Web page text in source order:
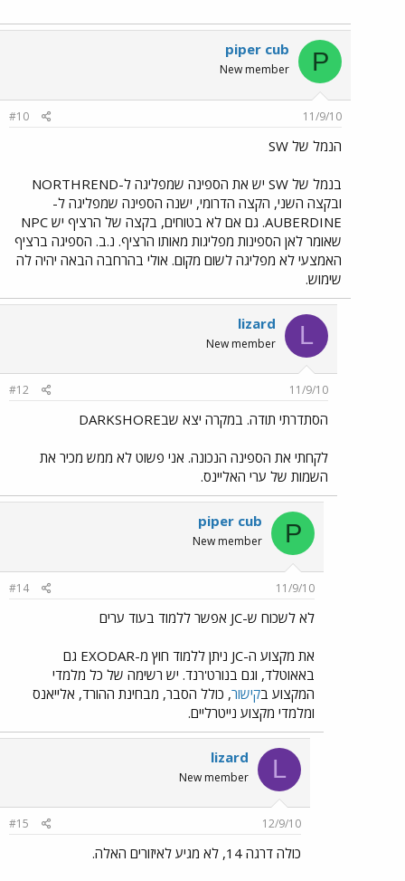
P
piper cub
New member
11/9/10
#10
הנמל של SW
בנמל של SW יש את הספינה שמפליגה ל-NORTHREND
ובקצה השני, הקצה הדרומי, ישנה הספינה שמפליגה ל-
AUBERDINE. גם אם לא בטוחים, בקצה של הרציף יש NPC
שאומר לאן הספינות מפליגות מאותו הרציף. נ.ב. הספיגה ברציף
האמצעי לא מפליגה לשום מקום. אולי בהרחבה הבאה יהיה לה
שימוש.
L
lizard
New member
11/9/10
#12
הסתדרתי תודה. במקרה יצא שבDARKSHORE
לקחתי את הספינה הנכונה. אני פשוט לא ממש מכיר את
השמות של ערי האליינס.
P
piper cub
New member
11/9/10
#14
לא לשכוח ש-JC אפשר ללמוד בעוד ערים
את מקצוע ה-JC ניתן ללמוד חוץ מ-EXODAR גם
באאוטלד, וגם בנורט'רנד. יש רשימה של כל מלמדי
המקצוע בקישור, כולל הסבר, מבחינת ההורד, אלייאנס
ומלמדי מקצוע נייטרליים.
L
lizard
New member
12/9/10
#15
כולה דרגה 14, לא מגיע לאיזורים האלה.